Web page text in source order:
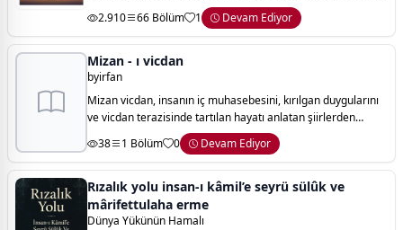
lirik bir öğütler dizisi değildir. bu kitap; mülkiyetin ruhuyla,
ruhun mülkiyeti ara
2.910 66 Bölüm 1 Devam Ediyor
Mizan - ı vicdan
byirfan
Mizan vicdan, insanın iç muhasebesini, kırılgan duygularını
ve vicdan terazisinde tartılan hayatı anlatan şiirlerden
oluşur. aşk, yalnızlık, pişmanlık ve umut arasında gidip gelen
dizeler; okuru kendi
38 1 Bölüm 0 Devam Ediyor
Rızalık yolu insan-ı kâmil’e seyrü sülûk ve
mârifettulaha erme
Dünya Yükünün Hamalı